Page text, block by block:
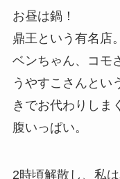
お昼は鍋！
鼎王という有名店。
ベンちゃん、コモ
うやすこさんとい
きでお代わりしま
腹いっぱい。
2時頃解散し、私